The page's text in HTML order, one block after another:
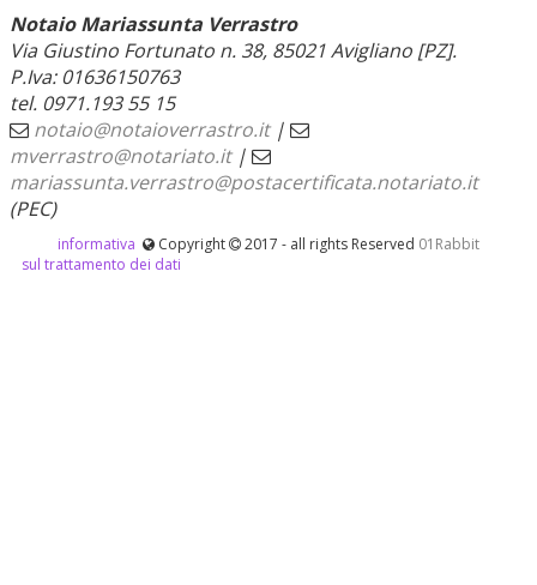
Notaio Mariassunta Verrastro
Via Giustino Fortunato n. 38, 85021 Avigliano [PZ].
P.Iva: 01636150763
tel. 0971.193 55 15
notaio@notaioverrastro.it|
mverrastro@notariato.it|
mariassunta.verrastro@postacertificata.notariato.it
(PEC)
Copyright 2017 - all rights Reserved 01Rabbit
informativa
sul trattamento dei dati